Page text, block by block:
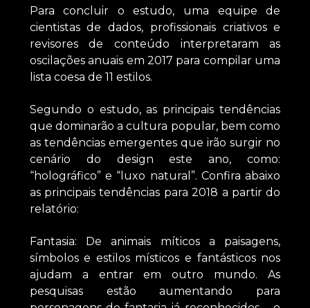
Para concluir o estudo, uma equipe de
cientistas de dados, profissionais criativos e
revisores de conteúdo interpretaram as
oscilações anuais em 2017 para compilar uma
lista coesa de 11 estilos.
Segundo o estudo, as principais tendências
que dominarão a cultura popular, bem como
as tendências emergentes que irão surgir no
cenário do design este ano, como:
“holográfico” e “luxo natural”. Confira abaixo
as principais tendências para 2018 a partir do
relatório:
Fantasia: De animais míticos a paisagens,
símbolos e estilos místicos e fantásticos nos
ajudam a entrar em outro mundo. As
pesquisas estão aumentando para